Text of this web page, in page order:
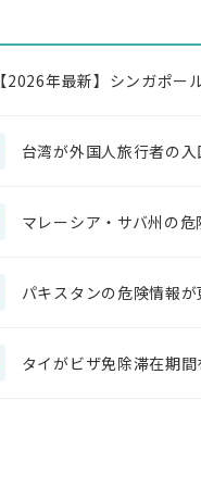
【2026年最新】シンガポ
台湾が外国人旅行者の
マレーシア・サバ州の
パキスタンの危険情報
タイがビザ免除滞在期